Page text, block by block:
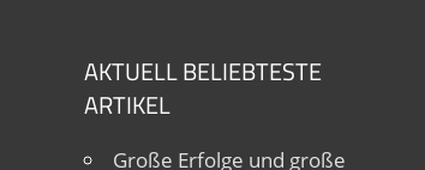
AKTUELL BELIEBTESTE
ARTIKEL
Große Erfolge und große